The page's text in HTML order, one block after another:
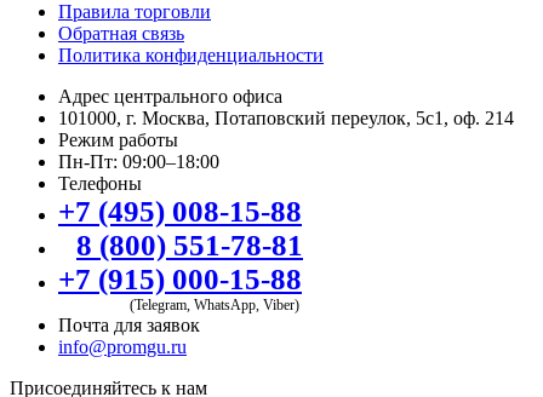
Правила торговли
Обратная связь
Политика конфиденциальности
Адрес центрального офиса
101000, г. Москва, Потаповский переулок, 5с1, оф. 214
Режим работы
Пн-Пт: 09:00–18:00
Телефоны
+7 (495) 008-15-88
8 (800) 551-78-81
+7 (915) 000-15-88
(Telegram, WhatsApp, Viber)
Почта для заявок
info@promgu.ru
Присоединяйтесь к нам